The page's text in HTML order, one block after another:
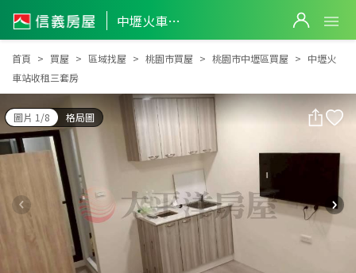
中壢火車站收租三套房
中壢火車站收租三套房
首頁 買屋 區域找屋 桃園市買屋 桃園市中壢區買屋
中壢火
車站收租三套房
圖片 1/8 格局圖